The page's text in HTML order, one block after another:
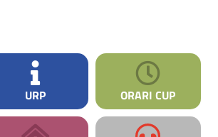
URP ORARI CUP